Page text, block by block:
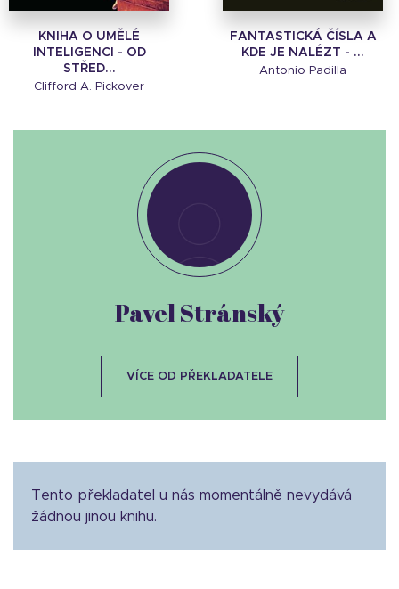
KNIHA O UMĚLÉ
INTELIGENCI - OD
STŘED...
Clifford A. Pickover
FANTASTICKÁ ČÍSLA A
KDE JE NALÉZT - ...
Antonio Padilla
Tento překladatel u nás momentálně nevydává
žádnou jinou knihu.
Pavel Stránský
VÍCE OD PŘEKLADATELE